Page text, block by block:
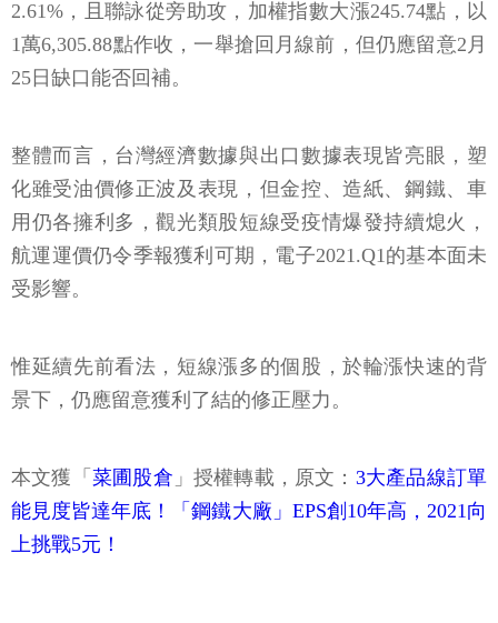
2.61%，且聯詠從旁助攻，加權指數大漲245.74點，以
1萬6,305.88點作收，一舉搶回月線前，但仍應留意2月
25日缺口能否回補。
整體而言，台灣經濟數據與出口數據表現皆亮眼，塑
化雖受油價修正波及表現，但金控、造紙、鋼鐵、車
用仍各擁利多，觀光類股短線受疫情爆發持續熄火，
航運運價仍令季報獲利可期，電子2021.Q1的基本面未
受影響。
惟延續先前看法，短線漲多的個股，於輪漲快速的背
景下，仍應留意獲利了結的修正壓力。
本文獲「 菜圃股倉 」授權轉載，原文： 3大產品線訂單
能見度皆達年底！「鋼鐵大廠」EPS創10年高，2021向
上挑戰5元！